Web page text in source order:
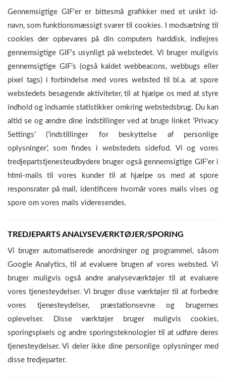
Gennemsigtige GIF'er er bittesmå grafikker med et unikt id-
navn, som funktionsmæssigt svarer til cookies. I modsætning til
cookies der opbevares på din computers harddisk, indlejres
gennemsigtige GIF's usynligt på webstedet. Vi bruger muligvis
gennemsigtige GIF’s (også kaldet webbeacons, webbugs eller
pixel tags) i forbindelse med vores websted til bl.a. at spore
webstedets besøgende aktiviteter, til at hjælpe os med at styre
indhold og indsamle statistikker omkring webstedsbrug. Du kan
altid se og ændre dine indstillinger ved at bruge linket ’Privacy
Settings’ (’indstillinger for beskyttelse af personlige
oplysninger’, som findes i webstedets sidefod. Vi og vores
tredjepartstjenesteudbydere bruger også gennemsigtige GIF’er i
html-mails til vores kunder til at hjælpe os med at spore
responsrater på mail, identificere hvornår vores mails vises og
spore om vores mails videresendes.
TREDJEPARTS ANALYSEVÆRKTØJER/SPORING
Vi bruger automatiserede anordninger og programmel, såsom
Google Analytics, til at evaluere brugen af vores websted. Vi
bruger muligvis også andre analyseværktøjer til at evaluere
vores tjenesteydelser. Vi bruger disse værktøjer til at forbedre
vores tjenesteydelser, præstationsevne og brugernes
oplevelser. Disse værktøjer bruger muligvis cookies,
sporingspixels og andre sporingsteknologier til at udføre deres
tjenesteydelser. Vi deler ikke dine personlige oplysninger med
disse tredjeparter.